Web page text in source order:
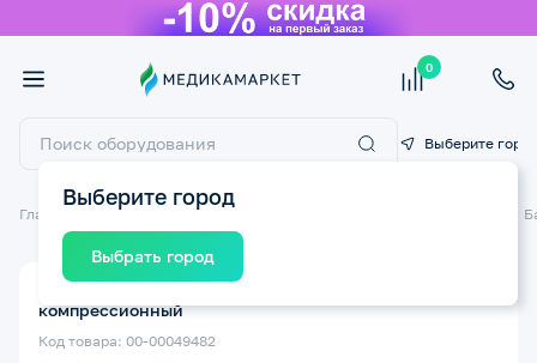
0
Выберите город
Выберите город
Выбрать город
Главная Ортопедические изделия
Код товара: 00-00049482
компрессионный